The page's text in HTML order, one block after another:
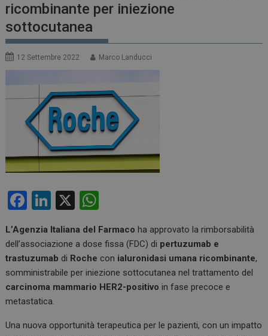
ricombinante per iniezione
sottocutanea
12 Settembre 2022 Marco Landucci
F
ce
b
o
o
Li
ke
dI
n
X
at
s
A
p
L’Agenzia Italiana del Farmaco ha approvato la rimborsabilità
dell’associazione a dose fissa (FDC) di pertuzumab e
trastuzumab di Roche con ialuronidasi umana ricombinante,
somministrabile per iniezione sottocutanea nel trattamento del
carcinoma mammario HER2-positivo in fase precoce e
metastatica.
Una nuova opportunità terapeutica per le pazienti, con un impatto